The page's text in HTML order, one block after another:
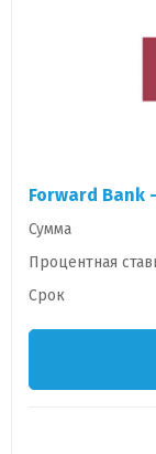
Forward Bank
Сумма
Процентная
Срок